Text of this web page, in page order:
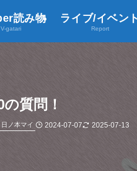
読み物
V-gatari
ライブ/イベン
Report
質問！
日ノ本マイ 2024-07-07 2025-07-13